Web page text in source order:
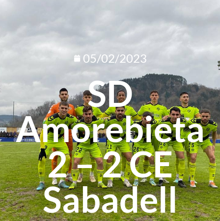
05/02/2023
SD
Amorebieta
2 – 2 CE
Sabadell